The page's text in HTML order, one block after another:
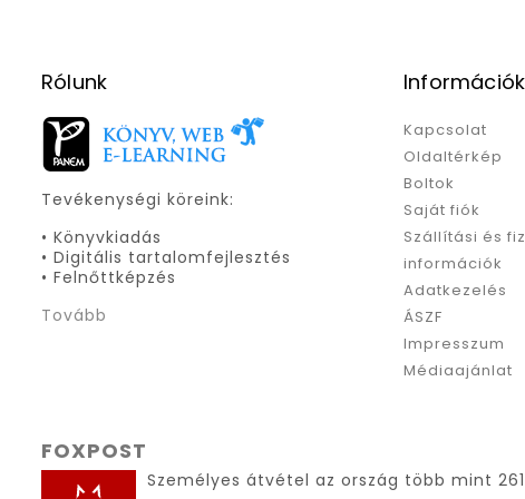
Rólunk
Tevékenységi köreink:
• Könyvkiadás
• Digitális tartalomfejlesztés
• Felnőttképzés
Tovább
Információk
Kapcsolat
Oldaltérkép
Boltok
Saját fiók
Szállítási és
információk
Adatkezelés
ÁSZF
Impresszum
Médiaajánlat
FOXPOST
Személyes átvétel az ország több mint